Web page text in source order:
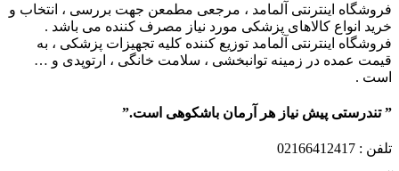
فروشگاه اینترنتی آلمامد ، مرجعی مطمعن جهت بررسی ، انتخاب و
خرید انواع کالاهای پزشکی مورد نیاز مصرف کننده می باشد .
فروشگاه اینترنتی آلمامد توزیع کننده کلیه تجهیزات پزشکی ، به
قیمت عمده در زمینه توانبخشی ، سلامت خانگی ، ارتوپدی و …
است .
” تندرستی پیش نیاز هر آرمان باشکوهی است.”
تلفن : 02166412417